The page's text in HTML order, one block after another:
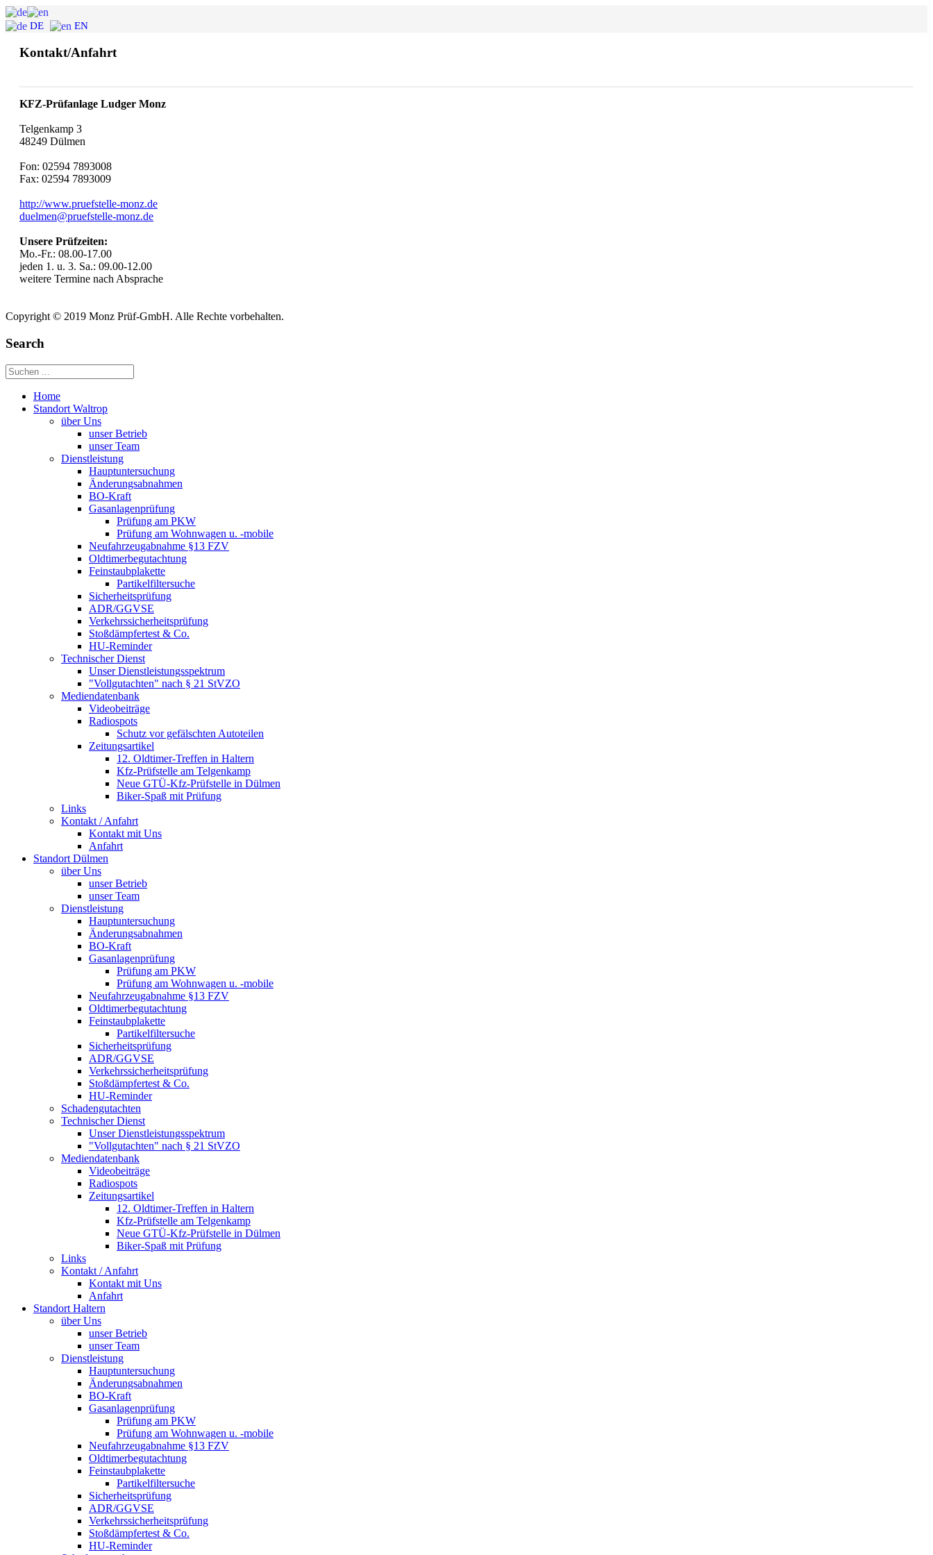
DE EN
Kontakt/Anfahrt
KFZ-Prüfanlage Ludger Monz
Telgenkamp 3
48249 Dülmen
Fon: 02594 7893008
Fax: 02594 7893009
http://www.pruefstelle-monz.de
duelmen@pruefstelle-monz.de
Unsere Prüfzeiten:
Mo.-Fr.: 08.00-17.00
jeden 1. u. 3. Sa.: 09.00-12.00
weitere Termine nach Absprache
Copyright © 2019 Monz Prüf-GmbH. Alle Rechte vorbehalten.
Search
Home
Standort Waltrop
über Uns
unser Betrieb
unser Team
Dienstleistung
Hauptuntersuchung
Änderungsabnahmen
BO-Kraft
Gasanlagenprüfung
Prüfung am PKW
Prüfung am Wohnwagen u. -mobile
Neufahrzeugabnahme §13 FZV
Oldtimerbegutachtung
Feinstaubplakette
Partikelfiltersuche
Sicherheitsprüfung
ADR/GGVSE
Verkehrssicherheitsprüfung
Stoßdämpfertest & Co.
HU-Reminder
Technischer Dienst
Unser Dienstleistungsspektrum
"Vollgutachten" nach § 21 StVZO
Mediendatenbank
Videobeiträge
Radiospots
Schutz vor gefälschten Autoteilen
Zeitungsartikel
12. Oldtimer-Treffen in Haltern
Kfz-Prüfstelle am Telgenkamp
Neue GTÜ-Kfz-Prüfstelle in Dülmen
Biker-Spaß mit Prüfung
Links
Kontakt / Anfahrt
Kontakt mit Uns
Anfahrt
Standort Dülmen
über Uns
unser Betrieb
unser Team
Dienstleistung
Hauptuntersuchung
Änderungsabnahmen
BO-Kraft
Gasanlagenprüfung
Prüfung am PKW
Prüfung am Wohnwagen u. -mobile
Neufahrzeugabnahme §13 FZV
Oldtimerbegutachtung
Feinstaubplakette
Partikelfiltersuche
Sicherheitsprüfung
ADR/GGVSE
Verkehrssicherheitsprüfung
Stoßdämpfertest & Co.
HU-Reminder
Schadengutachten
Technischer Dienst
Unser Dienstleistungsspektrum
"Vollgutachten" nach § 21 StVZO
Mediendatenbank
Videobeiträge
Radiospots
Zeitungsartikel
12. Oldtimer-Treffen in Haltern
Kfz-Prüfstelle am Telgenkamp
Neue GTÜ-Kfz-Prüfstelle in Dülmen
Biker-Spaß mit Prüfung
Links
Kontakt / Anfahrt
Kontakt mit Uns
Anfahrt
Standort Haltern
über Uns
unser Betrieb
unser Team
Dienstleistung
Hauptuntersuchung
Änderungsabnahmen
BO-Kraft
Gasanlagenprüfung
Prüfung am PKW
Prüfung am Wohnwagen u. -mobile
Neufahrzeugabnahme §13 FZV
Oldtimerbegutachtung
Feinstaubplakette
Partikelfiltersuche
Sicherheitsprüfung
ADR/GGVSE
Verkehrssicherheitsprüfung
Stoßdämpfertest & Co.
HU-Reminder